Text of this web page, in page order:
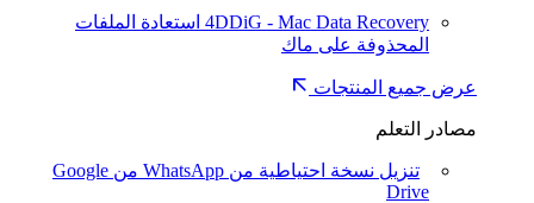
4DDiG - Mac Data Recovery استعادة الملفات
المحذوفة على ماك
عرض جميع المنتجات
مصادر التعلم
تنزيل نسخة احتياطية من WhatsApp من Google
Drive